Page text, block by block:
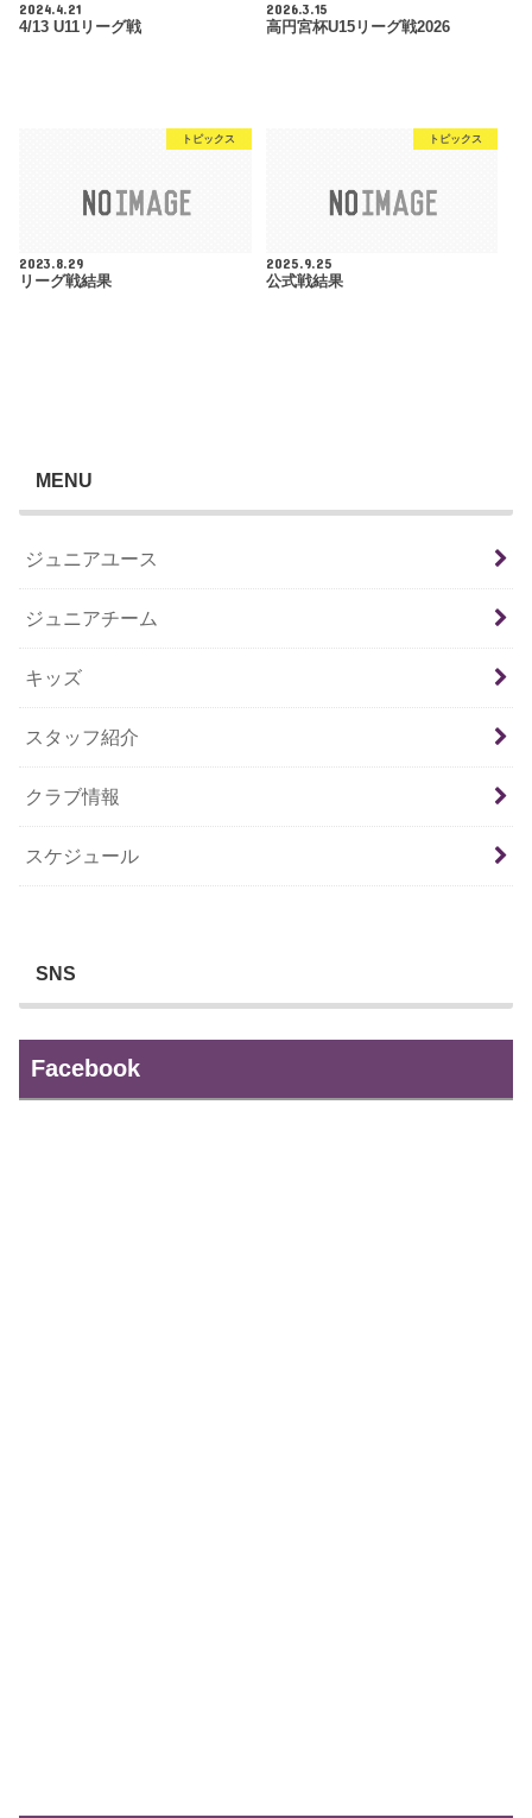
2024.4.21
4/13 U11リーグ戦
2026.3.15
高円宮杯U15リーグ戦2026
トピックス
2023.8.29
リーグ戦結果
トピックス
2025.9.25
公式戦結果
MENU
ジュニアユース
ジュニアチーム
キッズ
スタッフ紹介
クラブ情報
スケジュール
SNS
Facebook